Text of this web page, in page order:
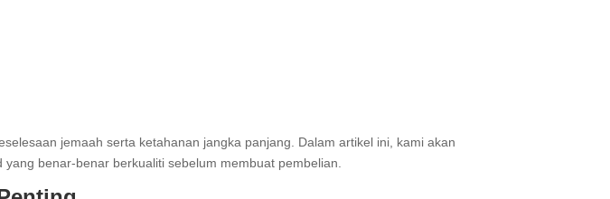
jemaah serta ketahanan jangka panjang. Dalam artikel ini, kami akan
benar-benar berkualiti sebelum membuat pembelian.